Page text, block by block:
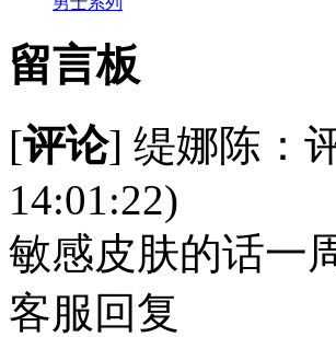
留言板
[评论] 缇娜陈：
14:01:22)
敏感皮肤的话一
客服回复